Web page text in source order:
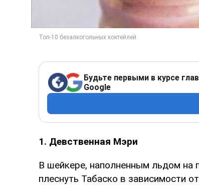
Будьте первыми в курсе
Google
1. Девственная Мэри
В шейкере, наполненным льдом на
плеснуть Табаско в зависимости